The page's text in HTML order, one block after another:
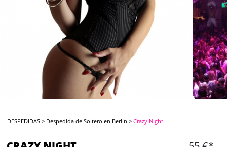
DESPEDIDAS > Despedida de Soltero en Berlín >Crazy Night